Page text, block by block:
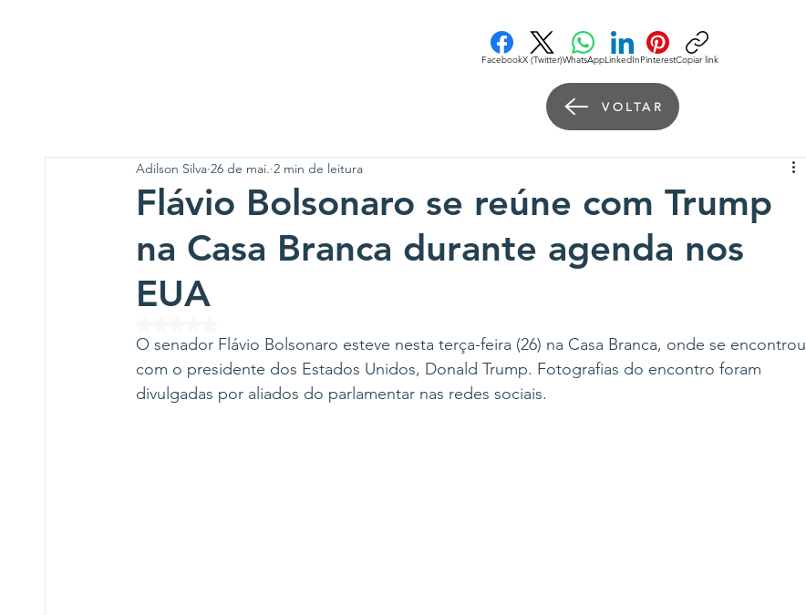
FacebookX (Twitter)WhatsAppLinkedInPinterestCopiar link
Flávio Bolsonaro se reúne com Trump
na Casa Branca durante agenda nos
EUA
Adilson Silva 26 de mai. 2 min de leitura
O senador Flávio Bolsonaro esteve nesta terça-feira (26) na Casa Branca, onde se encontrou
com o presidente dos Estados Unidos, Donald Trump. Fotografias do encontro foram
divulgadas por aliados do parlamentar nas redes sociais.
VOLTAR